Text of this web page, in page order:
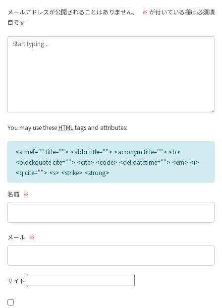
事
へ
の
メールアドレスが公開されることはありません。 ※ が付いている欄は必須項
目です
You may use theseHTML tags and attributes:
<a href="" title=""> <abbr title=""> <acronym title=""> <b>
<blockquote cite=""> <cite> <code> <del datetime=""> <em> <i>
<q cite=""> <s> <strike> <strong>
名前 ※
メール ※
サイト